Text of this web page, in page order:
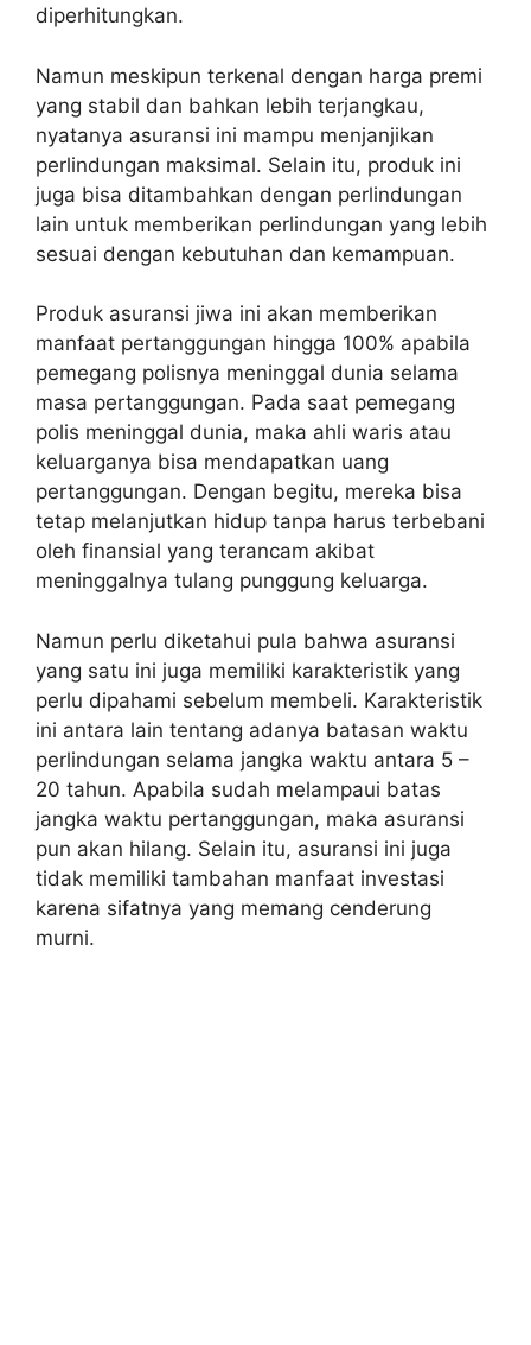
diperhitungkan.
Namun meskipun terkenal dengan harga premi
yang stabil dan bahkan lebih terjangkau,
nyatanya asuransi ini mampu menjanjikan
perlindungan maksimal. Selain itu, produk ini
juga bisa ditambahkan dengan perlindungan
lain untuk memberikan perlindungan yang lebih
sesuai dengan kebutuhan dan kemampuan.
Produk asuransi jiwa ini akan memberikan
manfaat pertanggungan hingga 100% apabila
pemegang polisnya meninggal dunia selama
masa pertanggungan. Pada saat pemegang
polis meninggal dunia, maka ahli waris atau
keluarganya bisa mendapatkan uang
pertanggungan. Dengan begitu, mereka bisa
tetap melanjutkan hidup tanpa harus terbebani
oleh finansial yang terancam akibat
meninggalnya tulang punggung keluarga.
Namun perlu diketahui pula bahwa asuransi
yang satu ini juga memiliki karakteristik yang
perlu dipahami sebelum membeli. Karakteristik
ini antara lain tentang adanya batasan waktu
perlindungan selama jangka waktu antara 5 –
20 tahun. Apabila sudah melampaui batas
jangka waktu pertanggungan, maka asuransi
pun akan hilang. Selain itu, asuransi ini juga
tidak memiliki tambahan manfaat investasi
karena sifatnya yang memang cenderung
murni.